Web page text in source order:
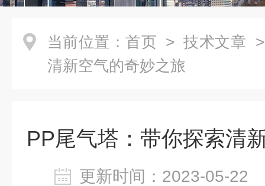
当前位置： 首页 > 技术文章
清新空气的奇妙之旅
PP尾气塔：带你探索清
更新时间：2023-05-